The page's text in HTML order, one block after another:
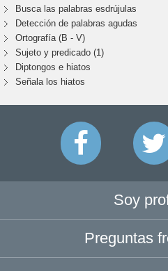
Busca las palabras esdrújulas
Detección de palabras agudas
Ortografía (B - V)
Sujeto y predicado (1)
Diptongos e hiatos
Señala los hiatos
Soy
Preguntas